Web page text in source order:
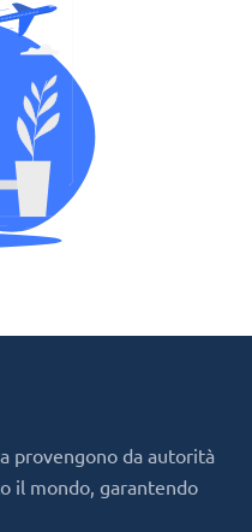
provengono da autorità
il mondo, garantendo